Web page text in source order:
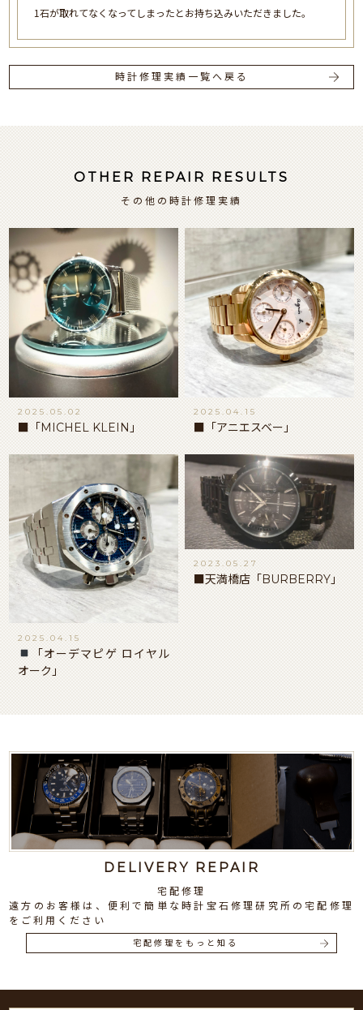
1石が取れてなくなってしまったとお持ち込みいただきました。
時計修理実績一覧へ戻る
OTHER REPAIR RESULTS
その他の時計修理実績
2025.05.02
■「MICHEL KLEIN」
2025.04.15
■「アニエスベー」
2025.04.15
「オーデマピゲ ロイヤル
オーク」
2023.05.27
■天満橋店「BURBERRY」
DELIVERY REPAIR
宅配修理
遠方のお客様は、便利で簡単な時計宝石修理研究所の宅配修理
をご利用ください
宅配修理をもっと知る